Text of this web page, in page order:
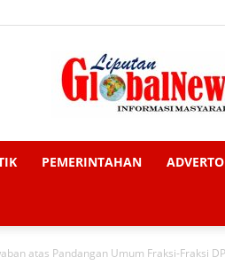
PEMERINTAHAN
atas Pandangan Umum Fraksi-Fraksi